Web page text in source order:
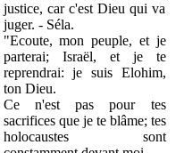
justice, car c'est Dieu qui va
juger. - Séla.
"Ecoute, mon peuple, et je
parterai; Israël, et je te
reprendrai: je suis Elohim,
ton Dieu.
Ce n'est pas pour tes
sacrifices que je te blâme; tes
holocaustes sont